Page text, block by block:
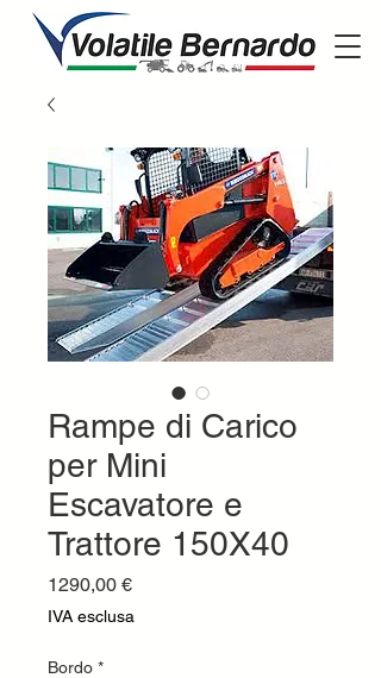
Rampe di Carico
per Mini
Escavatore e
Trattore 150X40
1290,00 €Prezzo
IVA esclusa
Bordo *